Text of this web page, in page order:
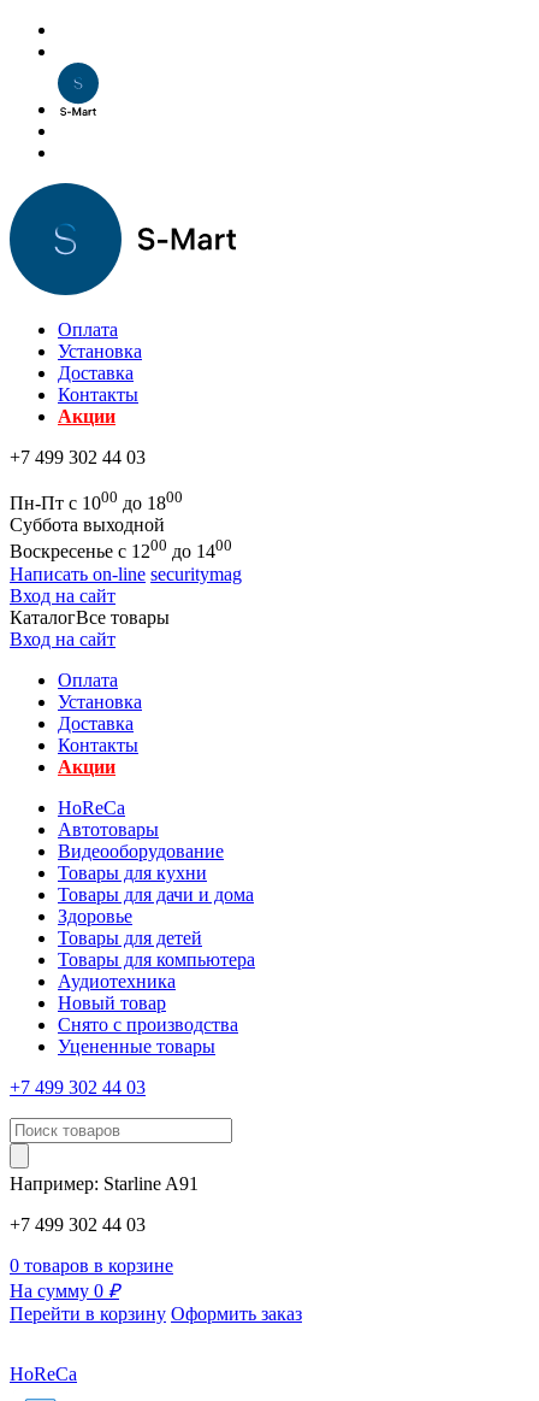
Оплата
Установка
Доставка
Контакты
Акции
+7 499 302 44 03
Пн-Пт с 1000 до 1800
Суббота выходной
Воскресенье с 1200 до 1400
Написать on-line securitymag
Вход на сайт
КаталогВсе товары
Вход на сайт
Оплата
Установка
Доставка
Контакты
Акции
HoReCa
Автотовары
Видеооборудование
Товары для кухни
Товары для дачи и дома
Здоровье
Товары для детей
Товары для компьютера
Аудиотехника
Новый товар
Снято с производства
Уцененные товары
+7 499 302 44 03
Например: Starline A91
+7 499 302 44 03
0 товаров в корзине
На сумму 0 ₽
Перейти в корзину Оформить заказ
HoReCa